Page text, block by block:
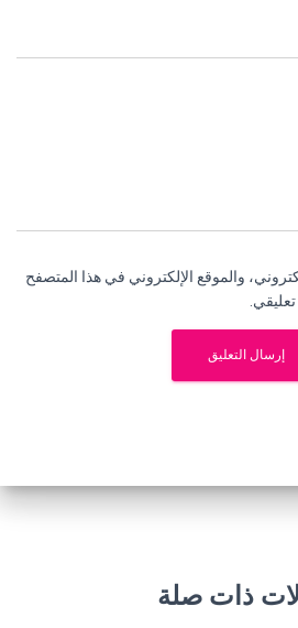
والموقع الإلكتروني في هذا المتصفح
ذات صلة